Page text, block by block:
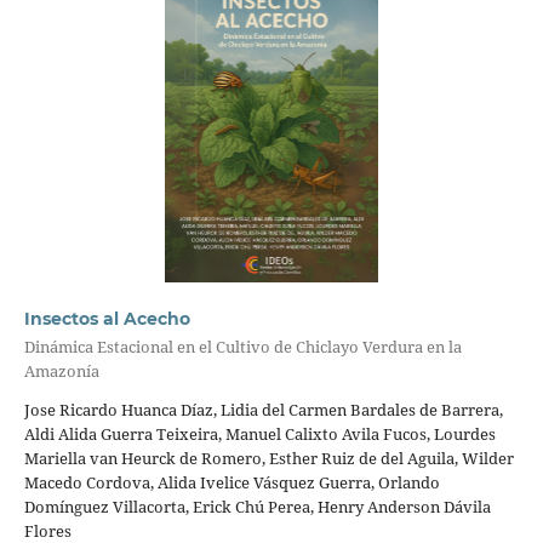
Insectos al Acecho
Dinámica Estacional en el Cultivo de Chiclayo Verdura en la
Amazonía
Jose Ricardo Huanca Díaz, Lidia del Carmen Bardales de Barrera,
Aldi Alida Guerra Teixeira, Manuel Calixto Avila Fucos, Lourdes
Mariella van Heurck de Romero, Esther Ruiz de del Aguila, Wilder
Macedo Cordova, Alida Ivelice Vásquez Guerra, Orlando
Domínguez Villacorta, Erick Chú Perea, Henry Anderson Dávila
Flores